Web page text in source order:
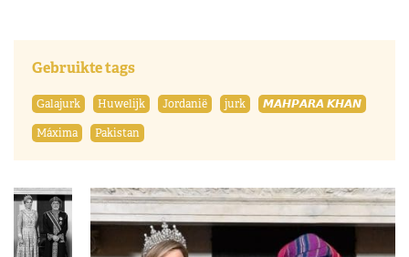
Gebruikte tags
Galajurk Huwelijk Jordanië jurk
𝙈𝘼𝙃𝙋𝘼𝙍𝘼 𝙆𝙃𝘼𝙉
Máxima
Pakistan